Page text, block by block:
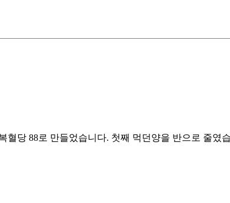
혈당 88로 만들었습니다. 첫째 먹던양을 반으로 줄